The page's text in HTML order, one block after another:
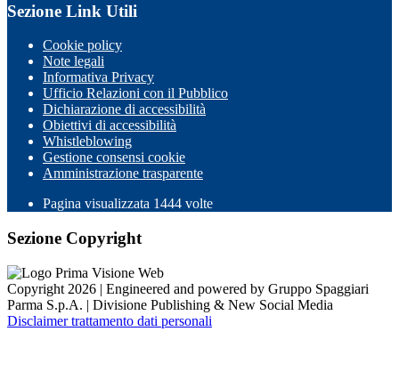
Sezione Link Utili
Cookie policy
Note legali
Informativa Privacy
Ufficio Relazioni con il Pubblico
Dichiarazione di accessibilità
Obiettivi di accessibilità
Whistleblowing
Gestione consensi cookie
Amministrazione trasparente
Pagina visualizzata 1444 volte
Sezione Copyright
Copyright 2026 | Engineered and powered by Gruppo Spaggiari
Parma S.p.A. | Divisione Publishing & New Social Media
Disclaimer trattamento dati personali